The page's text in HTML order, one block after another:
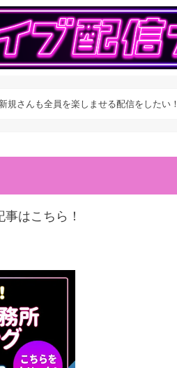
規さんも全員を楽しませる配信をしたい！
はこちら！